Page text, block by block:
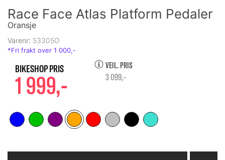
Race Face Atlas Platform Pedaler
Oransje
Varenr: 53305O
1 999,-
VEIL. PRIS
3 099,-